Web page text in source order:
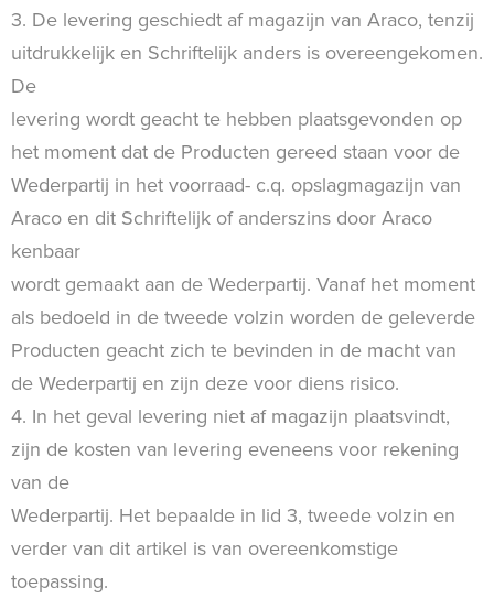
3. De levering geschiedt af magazijn van Araco, tenzij
uitdrukkelijk en Schriftelijk anders is overeengekomen.
De
levering wordt geacht te hebben plaatsgevonden op
het moment dat de Producten gereed staan voor de
Wederpartij in het voorraad- c.q. opslagmagazijn van
Araco en dit Schriftelijk of anderszins door Araco
kenbaar
wordt gemaakt aan de Wederpartij. Vanaf het moment
als bedoeld in de tweede volzin worden de geleverde
Producten geacht zich te bevinden in de macht van
de Wederpartij en zijn deze voor diens risico.
4. In het geval levering niet af magazijn plaatsvindt,
zijn de kosten van levering eveneens voor rekening
van de
Wederpartij. Het bepaalde in lid 3, tweede volzin en
verder van dit artikel is van overeenkomstige
toepassing.